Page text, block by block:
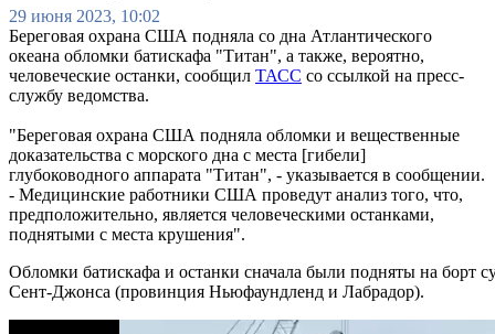
29 июня 2023, 10:02
Береговая охрана США подняла со дна Атлантического
океана обломки батискафа "Титан", а также, вероятно,
человеческие останки, сообщил ТАСС со ссылкой на пресс-
службу ведомства.
"Береговая охрана США подняла обломки и вещественные
доказательства с морского дна с места [гибели]
глубоководного аппарата "Титан", - указывается в сообщении.
- Медицинские работники США проведут анализ того, что,
предположительно, является человеческими останками,
поднятыми с места крушения".
Обломки батискафа и останки сначала были подняты на борт
Сент-Джонса (провинция Ньюфаундленд и Лабрадор).